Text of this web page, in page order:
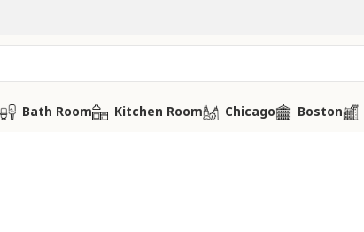
Bath Room Kitchen Room Chicago Boston